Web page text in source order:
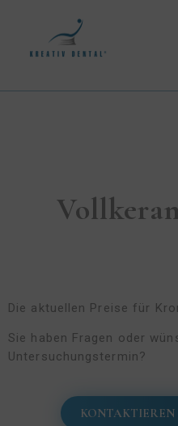
Die aktuellen Preise für
Sie haben Fragen oder
Untersuchungstermin?
KONTAKTIEREN